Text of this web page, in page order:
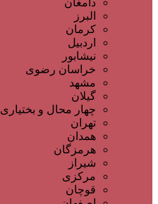
دامغان
البرز
کرمان
اردبیل
نیشابور
خراسان رضوی
مشهد
گیلان
چهار محال و بختیاری
تهران
همدان
هرمزگان
شیراز
مرکزی
قوچان